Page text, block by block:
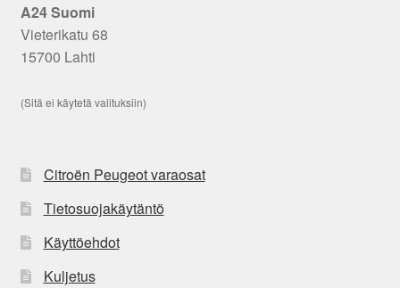
A24 Suomi
Vieterikatu 68
15700 Lahti
(Sitä ei käytetä valituksiin)
Citroën Peugeot varaosat
Tietosuojakäytäntö
Käyttöehdot
Kuljetus